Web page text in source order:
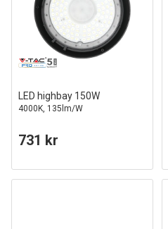
LED highbay 150W
4000K, 135lm/W
731 kr